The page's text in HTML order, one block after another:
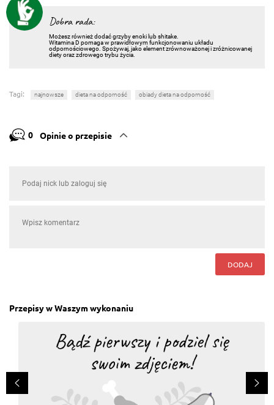
Dobra rada:
Możesz również dodać grzyby enoki lub shitake.
Witamina D pomaga w prawidłowym funkcjonowaniu układu
odpornościowego. Spożywaj, jako element zrównoważonej i zróżnicowanej
diety oraz zdrowego trybu życia.
Tagi: najnowsze dieta na odporność obiady dieta na odporność
0 Opinie o przepisie
DODAJ
Przepisy w Waszym wykonaniu